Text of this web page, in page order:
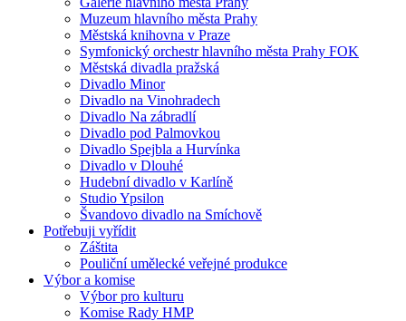
Muzeum hlavního města Prahy
Městská knihovna v Praze
Symfonický orchestr hlavního města Prahy FOK
Městská divadla pražská
Divadlo Minor
Divadlo na Vinohradech
Divadlo Na zábradlí
Divadlo pod Palmovkou
Divadlo Spejbla a Hurvínka
Divadlo v Dlouhé
Hudební divadlo v Karlíně
Studio Ypsilon
Švandovo divadlo na Smíchově
Potřebuji vyřídit
Záštita
Pouliční umělecké veřejné produkce
Výbor a komise
Výbor pro kulturu
Komise Rady HMP